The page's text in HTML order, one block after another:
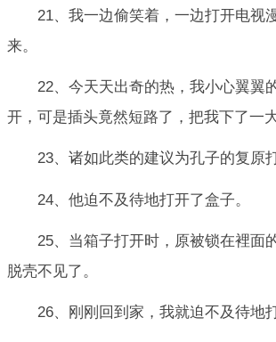
21、我一边偷笑着，一边打开电视
来。
22、今天天出奇的热，我小心翼翼
开，可是插头竟然短路了，把我下了一大
23、诸如此类的建议为孔子的复原
24、他迫不及待地打开了盒子。
25、当箱子打开时，原被锁在裡面
脱壳不见了。
26、刚刚回到家，我就迫不及待地